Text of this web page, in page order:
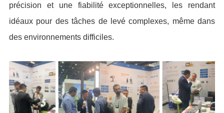
précision et une fiabilité exceptionnelles, les rendant
idéaux pour des tâches de levé complexes, même dans
des environnements difficiles.